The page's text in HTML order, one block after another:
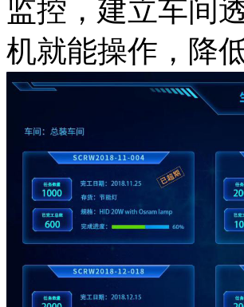
监控，建立车间
机就能操作，降